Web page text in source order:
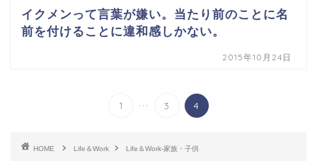
イクメンって言葉が嫌い。当たり前のことに名
前を付けることに違和感しかない。
2015年10月24日
1 ... 3 4
HOME Life＆Work Life＆Work-家族・子供